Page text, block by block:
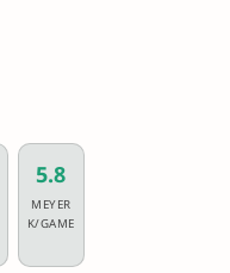
5.8
MEYER
K/GAME